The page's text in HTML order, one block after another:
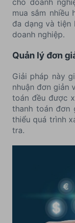
cho doanh
mua sắm nhiều
đa dạng và tiện
doanh nghiệp.
Quản lý đơn
Giải pháp này
nhuận đơn giản
toán đều được
thanh toán đơn
thiểu quá trình
tra.